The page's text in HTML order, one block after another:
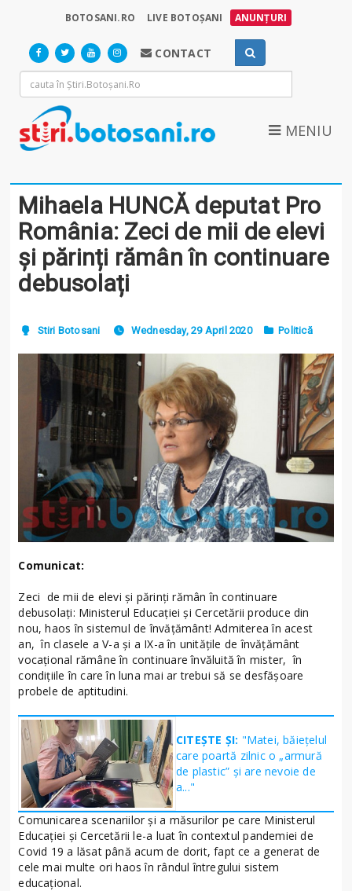
BOTOSANI.RO LIVE BOTOȘANI ANUNȚURI
CONTACT
MENIU
Mihaela HUNCĂ deputat Pro
România: Zeci de mii de elevi
și părinți rămân în continuare
debusolați
Stiri Botosani Wednesday, 29 April 2020 Politică
Comunicat:
Zeci de mii de elevi și părinți rămân în continuare
debusolați: Ministerul Educației și Cercetării produce din
nou, haos în sistemul de învățământ! Admiterea în acest
an, în clasele a V-a și a IX-a în unitățile de învățământ
vocațional rămâne în continuare învăluită în mister, în
condițiile în care în luna mai ar trebui să se desfășoare
probele de aptitudini.
CITEȘTE ȘI: "Matei, băiețelul
care poartă zilnic o „armură
de plastic” și are nevoie de
a..."
Comunicarea scenariilor și a măsurilor pe care Ministerul
Educației și Cercetării le-a luat în contextul pandemiei de
Covid 19 a lăsat până acum de dorit, fapt ce a generat de
cele mai multe ori haos în rândul întregului sistem
educațional.